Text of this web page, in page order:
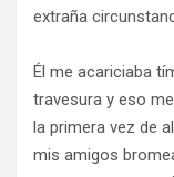
extraña
Él me acariciaba
travesura y eso
la primera vez de
mis amigos